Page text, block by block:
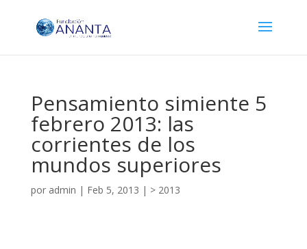
Pensamiento simiente 5
febrero 2013: las
corrientes de los
mundos superiores
por admin | Feb 5, 2013 | > 2013